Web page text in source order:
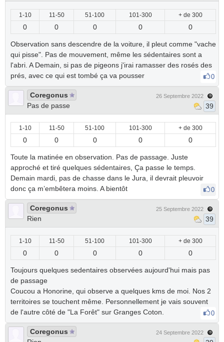
1-10 11-50 51-100 101-300 + de 300
0 0 0 0 0
Observation sans descendre de la voiture, il pleut comme "vache
qui pisse". Pas de mouvement, même les sédentaires sont a
l'abri. A Demain, si pas de pigeons j'irai ramasser des rosés des
prés, avec ce qui est tombé ça va pousser
0
Coregonus
Pas de passe
26 Septembre 2022
39
1-10 11-50 51-100 101-300 + de 300
0 0 0 0 0
Toute la matinée en observation. Pas de passage. Juste
approché et tiré quelques sédentaires, Ça passe le temps.
Demain mardi, pas de chasse dans le Jura, il devrait pleuvoir
donc ça m’embêtera moins. A bientôt
0
Coregonus
Rien
25 Septembre 2022
39
1-10 11-50 51-100 101-300 + de 300
0 0 0 0 0
Toujours quelques sedentaires observées aujourd'hui mais pas
de passage
Coucou a Honorine, qui observe a quelques kms de moi. Nos 2
territoires se touchent même. Personnellement je vais souvent
de l'autre côté de "La Forêt" sur Granges Coton.
0
Coregonus
24 Septembre 2022